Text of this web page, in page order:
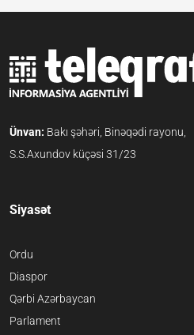
Ünvan: Bakı şəhəri, Binəqədi rayonu,
S.S.Axundov küçəsi 31/23
Siyasət
Ordu
Diaspor
Qərbi Azərbaycan
Parlament